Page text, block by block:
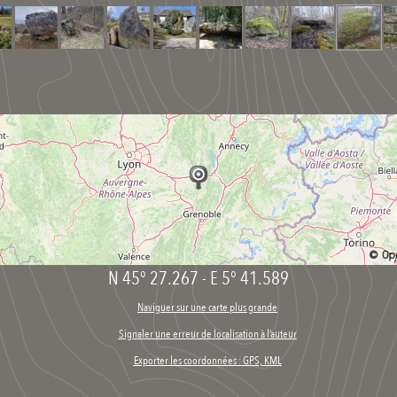
N 45° 27.267- E 5° 41.589
Naviguer sur une carte plus grande
Signaler une erreur de localisation à l’auteur
Exporter les coordonnées : GPS, KML